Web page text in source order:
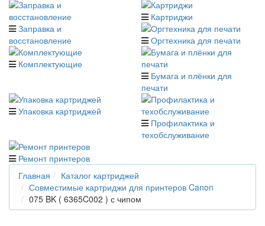
Заправка и
восстановление
Картриджи
Оргтехника для печати
Комплектующие
Бумага и плёнки для
печати
Упаковка картриджей
Профилактика и
техобслуживание
Ремонт принтеров
Главная
Каталог картриджей
Совместимые картриджи для принтеров Canon
075 BK ( 6365C002 ) с чипом